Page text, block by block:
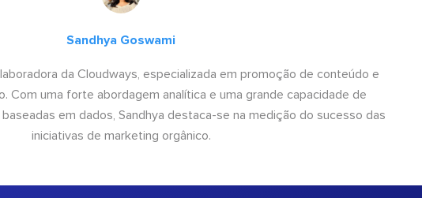
Sandhya Goswami
da Cloudways, especializada em promoção de conteúdo e
Com uma forte abordagem analítica e uma grande capacidade de
em dados, Sandhya destaca-se na medição do sucesso das
iniciativas de marketing orgânico.